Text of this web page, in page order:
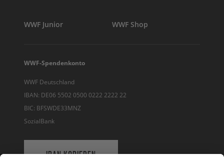
WWF Junior WWF Shop
WWF-Spendenkonto
WWF Deutschland
IBAN: DE06 5502 0500 0222 2222 22
BIC: BFSWDE33MNZ
SozialBank
IBAN KOPIEREN